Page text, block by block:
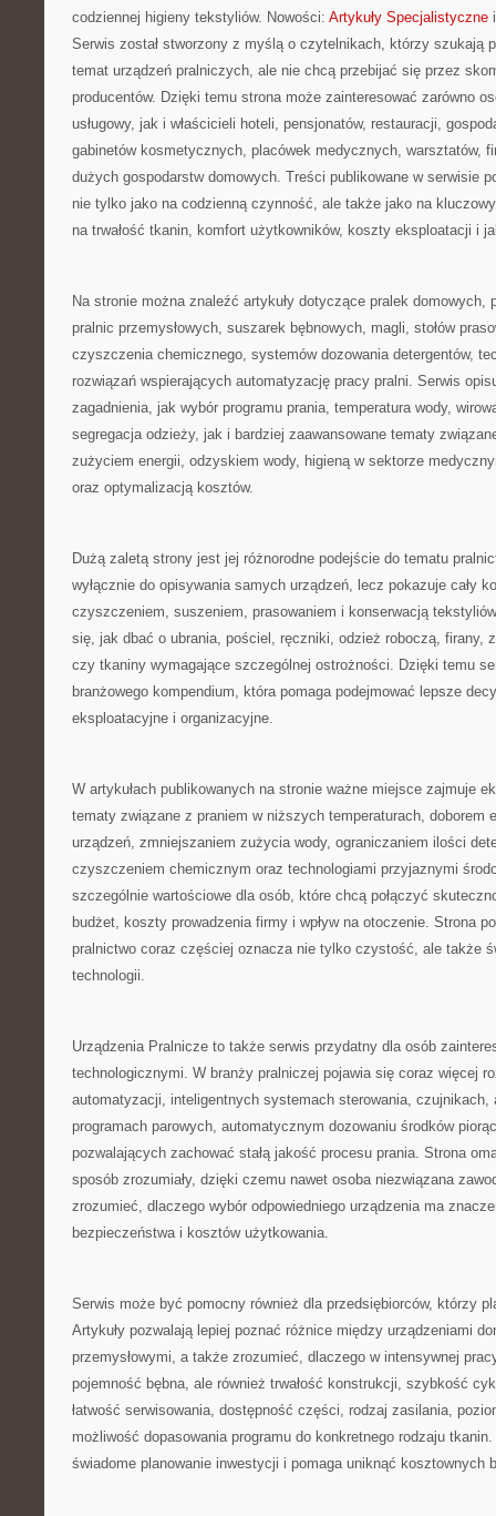
codziennej higieny tekstyliów. Nowości: Artykuły Specjalistyczne
Serwis został stworzony z myślą o czytelnikach, którzy szukają
temat urządzeń pralniczych, ale nie chcą przebijać się przez
producentów. Dzięki temu strona może zainteresować zarówno
usługowy, jak i właścicieli hoteli, pensjonatów, restauracji,
gabinetów kosmetycznych, placówek medycznych, warsztatów,
dużych gospodarstw domowych. Treści publikowane w serwisie
nie tylko jako na codzienną czynność, ale także jako na
na trwałość tkanin, komfort użytkowników, koszty eksploatacji i
Na stronie można znaleźć artykuły dotyczące pralek domowych,
pralnic przemysłowych, suszarek bębnowych, magli, stołów
czyszczenia chemicznego, systemów dozowania detergentów,
rozwiązań wspierających automatyzację pracy pralni. Serwis
zagadnienia, jak wybór programu prania, temperatura wody,
segregacja odzieży, jak i bardziej zaawansowane tematy
zużyciem energii, odzyskiem wody, higieną w sektorze
oraz optymalizacją kosztów.
Dużą zaletą strony jest jej różnorodne podejście do tematu
wyłącznie do opisywania samych urządzeń, lecz pokazuje cały
czyszczeniem, suszeniem, prasowaniem i konserwacją
się, jak dbać o ubrania, pościel, ręczniki, odzież roboczą, firany,
czy tkaniny wymagające szczególnej ostrożności. Dzięki temu
branżowego kompendium, która pomaga podejmować lepsze
eksploatacyjne i organizacyjne.
W artykułach publikowanych na stronie ważne miejsce zajmuje
tematy związane z praniem w niższych temperaturach, doborem
urządzeń, zmniejszaniem zużycia wody, ograniczaniem ilości
czyszczeniem chemicznym oraz technologiami przyjaznymi
szczególnie wartościowe dla osób, które chcą połączyć
budżet, koszty prowadzenia firmy i wpływ na otoczenie. Strona
pralnictwo coraz częściej oznacza nie tylko czystość, ale także
technologii.
Urządzenia Pralnicze to także serwis przydatny dla osób
technologicznymi. W branży pralniczej pojawia się coraz więcej
automatyzacji, inteligentnych systemach sterowania, czujnikach,
programach parowych, automatycznym dozowaniu środków
pozwalających zachować stałą jakość procesu prania. Strona
sposób zrozumiały, dzięki czemu nawet osoba niezwiązana
zrozumieć, dlaczego wybór odpowiedniego urządzenia ma
bezpieczeństwa i kosztów użytkowania.
Serwis może być pomocny również dla przedsiębiorców, którzy
Artykuły pozwalają lepiej poznać różnice między urządzeniami
przemysłowymi, a także zrozumieć, dlaczego w intensywnej
pojemność bębna, ale również trwałość konstrukcji, szybkość
łatwość serwisowania, dostępność części, rodzaj zasilania,
możliwość dopasowania programu do konkretnego rodzaju tkanin.
świadome planowanie inwestycji i pomaga uniknąć kosztownych